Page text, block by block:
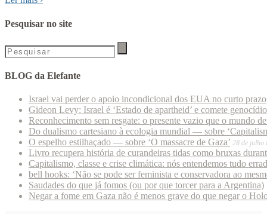
Pesquisar no site
BLOG da Elefante
Israel vai perder o apoio incondicional dos EUA no curto
Gideon Levy: Israel é ‘Estado de apartheid’ e comete
Reconhecimento sem resgate: o presente vazio que o mundo
Do dualismo cartesiano à ecologia mundial — sobre
O espelho estilhaçado — sobre ‘O massacre de Gaza’ 28 de julho
Livro recupera história de curandeiras tidas como bruxas
Capitalismo, classe e crise climática: nós entendemos tudo
bell hooks: ‘Não se pode ser feminista e conservadora ao
Saudades do que já fomos (ou por que torcer para a Argentina)
Negar a fome em Gaza não é menos grave do que negar o